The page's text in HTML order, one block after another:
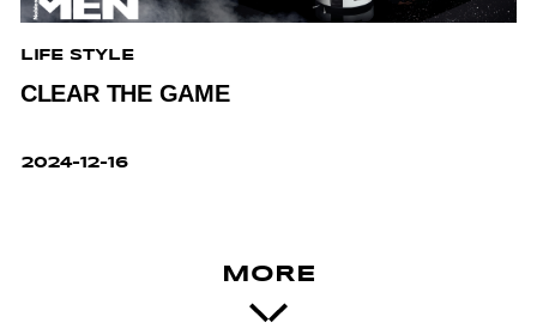
LIFE STYLE
CLEAR THE GAME
2024-12-16
MORE